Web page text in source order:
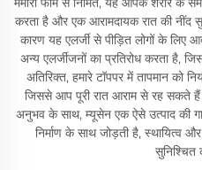
करता है और एक आरामदायक रात की नींद
कारण यह एलर्जी से पीड़ित लोगों के लिए
अन्य एलर्जीजनों का प्रतिरोध करता है,
अतिरिक्त, हमारे टॉपपर में तापमान को
जिससे आप पूरी रात आराम से रह सकते
अनुभव के साथ, म्यूसेन एक ऐसे उत्पाद की
निर्माण के साथ जोड़ती है, स्थायित्व
सुनिश्चित